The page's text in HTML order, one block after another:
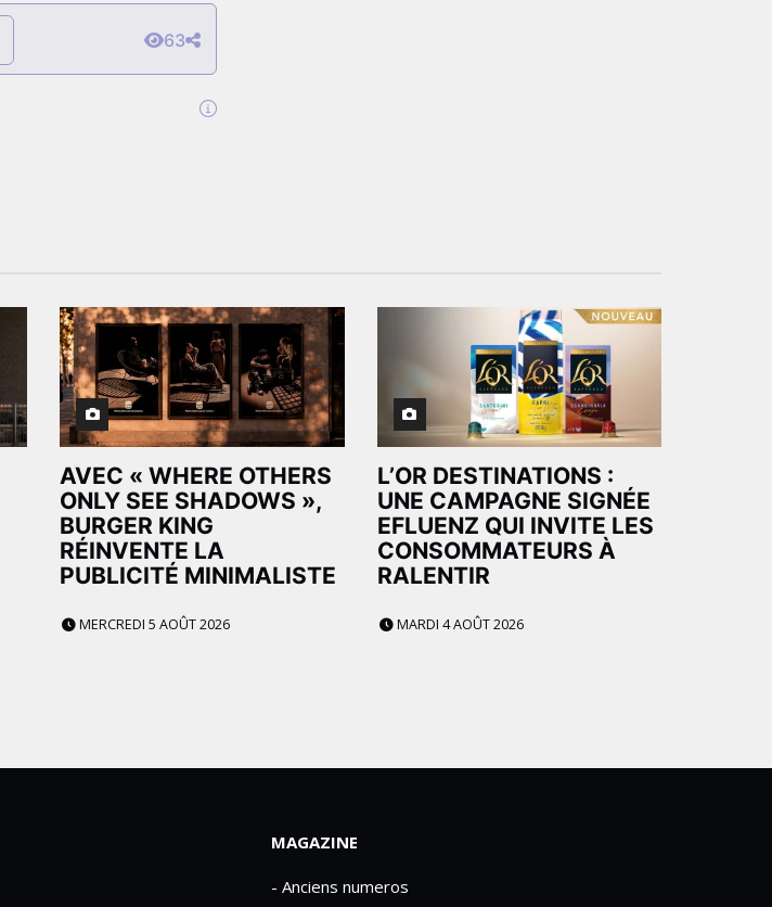
63
AVEC « WHERE OTHERS
ONLY SEE SHADOWS »,
BURGER KING
RÉINVENTE LA
PUBLICITÉ MINIMALISTE
MERCREDI 5 AOÛT 2026
L’OR DESTINATIONS :
UNE CAMPAGNE SIGNÉE
EFLUENZ QUI INVITE LES
CONSOMMATEURS À
RALENTIR
MARDI 4 AOÛT 2026
MAGAZINE
- Anciens numeros